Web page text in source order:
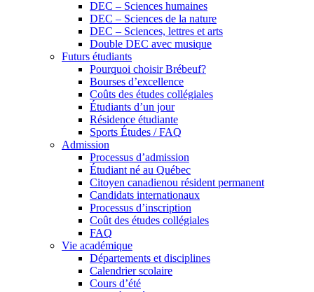
DEC – Sciences humaines
DEC – Sciences de la nature
DEC – Sciences, lettres et arts
Double DEC avec musique
Futurs étudiants
Pourquoi choisir Brébeuf?
Bourses d’excellence
Coûts des études collégiales
Étudiants d’un jour
Résidence étudiante
Sports Études / FAQ
Admission
Processus d’admission
Étudiant né au Québec
Citoyen canadienou résident permanent
Candidats internationaux
Processus d’inscription
Coût des études collégiales
FAQ
Vie académique
Départements et disciplines
Calendrier scolaire
Cours d’été